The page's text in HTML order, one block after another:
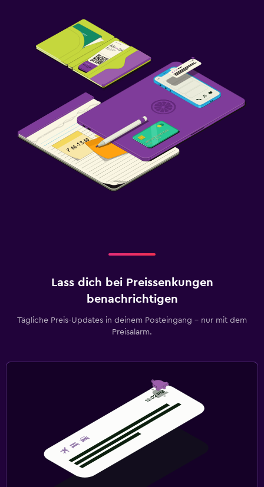
Lass dich bei Preissenkungen
benachrichtigen
Tägliche Preis-Updates in deinem Posteingang – nur mit dem
Preisalarm.